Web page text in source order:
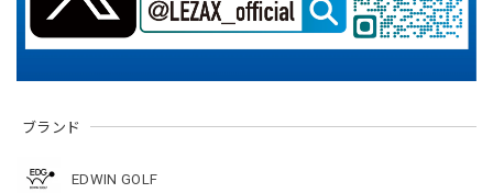
ブランド
EDWIN GOLF